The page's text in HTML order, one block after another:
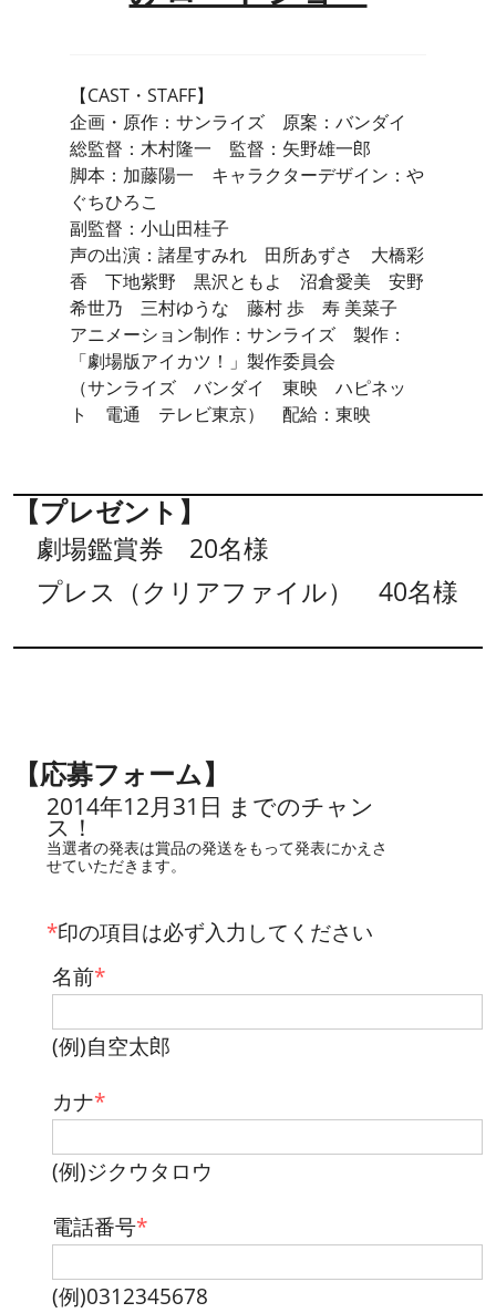
【CAST・STAFF】
企画・原作：サンライズ 原案：バンダイ
総監督：木村隆一 監督：矢野雄一郎
脚本：加藤陽一 キャラクターデザイン：や
ぐちひろこ
副監督：小山田桂子
声の出演：諸星すみれ 田所あずさ 大橋彩
香 下地紫野 黒沢ともよ 沼倉愛美 安野
希世乃 三村ゆうな 藤村 歩 寿 美菜子
アニメーション制作：サンライズ 製作：
「劇場版アイカツ！」製作委員会
（サンライズ バンダイ 東映 ハピネッ
ト 電通 テレビ東京） 配給：東映
【プレゼント】
劇場鑑賞券 20名様
プレス（クリアファイル） 40名様
【応募フォーム】
2014年12月31日 までのチャン
ス！
当選者の発表は賞品の発送をもって発表にかえさ
せていただきます。
*印の項目は必ず入力してください
名前*
(例)自空太郎
カナ*
(例)ジクウタロウ
電話番号*
(例)0312345678